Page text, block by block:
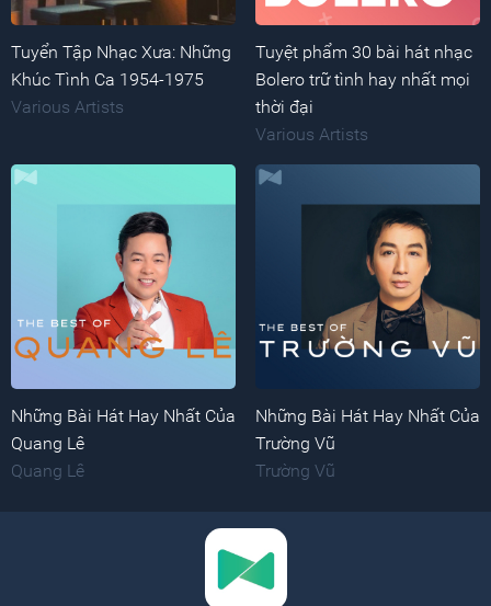
Tuyển Tập Nhạc Xưa: Những
Khúc Tình Ca 1954-1975
Various Artists
Tuyệt phẩm 30 bài hát nhạc
Bolero trữ tình hay nhất mọi
thời đại
Various Artists
Những Bài Hát Hay Nhất Của
Quang Lê
Quang Lê
Những Bài Hát Hay Nhất Của
Trường Vũ
Trường Vũ